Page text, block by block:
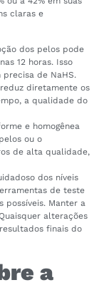
claras e
dos pelos pode
12 horas. Isso
de NaHS.
diretamente os
a qualidade do
e homogênea
ou o
de alta qualidade,
dos níveis
de teste
possíveis. Manter a
alterações
finais do
a